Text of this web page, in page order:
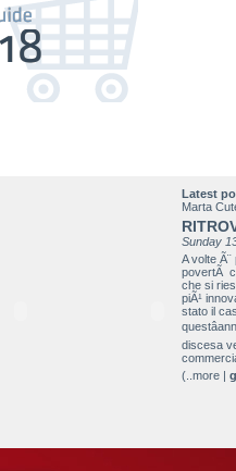
Latest
Marta
Sunday
A volte
povertÃ
che si
piÃ¹
stato il
discesa
(..more |